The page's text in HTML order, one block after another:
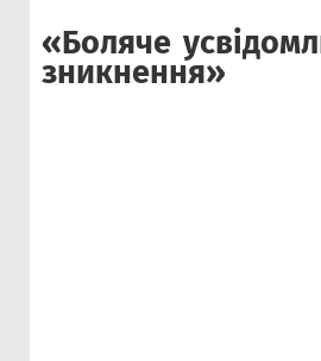
«Боляче
зникнення»